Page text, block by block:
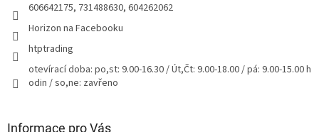
606642175, 731488630, 604262062
Horizon na Facebooku
htptrading
otevírací doba: po,st: 9.00-16.30 / Út,Čt: 9.00-18.00 / pá: 9.00-15.00 h
odin / so,ne: zavřeno
Informace pro Vás